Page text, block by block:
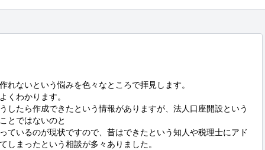
れないという悩みを色々なところで拝見します。
くわかります。
したら作成できたという情報がありますが、法人口座開設という
とではないのと
ているのが現状ですので、昔はできたという知人や税理士にアド
しまったという相談が多々ありました。